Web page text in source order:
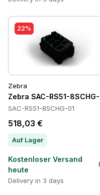
22%
Zebra
Zebra SAC-RS51-
SAC-RS51-8SCHG-01
518,03 €
Auf Lager
Kostenloser Versand
heute
Delivery in 3 days